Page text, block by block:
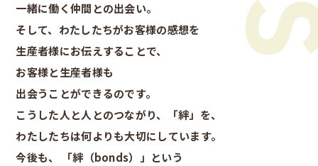
一緒に働く仲間との出会い。
そして、わたしたちがお客様の感想を
生産者様にお伝えすることで、
お客様と生産者様も
出会うことができるのです。
こうした人と人とのつながり、「絆」を、
わたしたちは何よりも大切にしています。
今後も、 「絆（bonds）」という